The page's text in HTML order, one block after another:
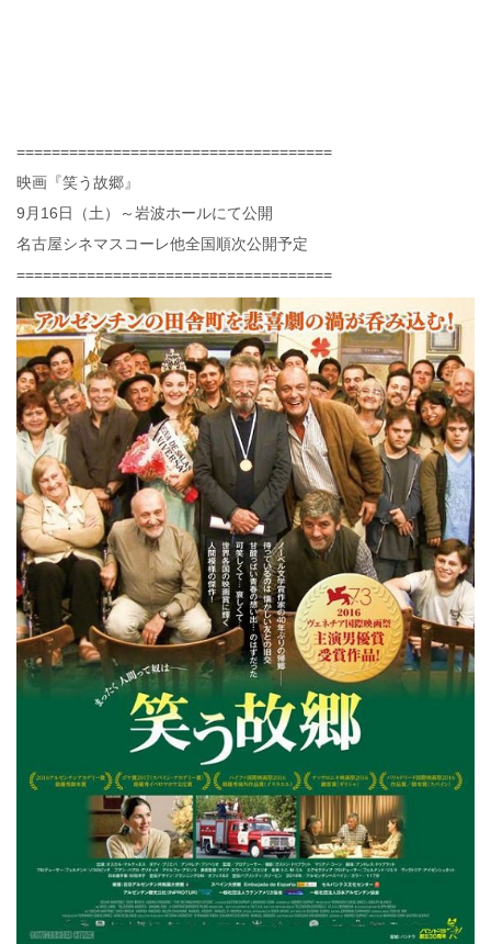
====================================
映画『笑う故郷』
9月16日（土）～岩波ホールにて公開
名古屋シネマスコーレ他全国順次公開予定
====================================